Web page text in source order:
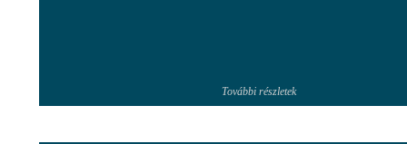
További részletek